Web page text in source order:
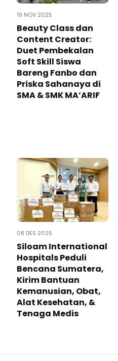
19 NOV 2025
Beauty Class dan
Content Creator:
Duet Pembekalan
Soft Skill Siswa
Bareng Fanbo dan
Priska Sahanaya di
SMA & SMK MA’ARIF
08 DES 2025
Siloam International
Hospitals Peduli
Bencana Sumatera,
Kirim Bantuan
Kemanusian, Obat,
Alat Kesehatan, &
Tenaga Medis